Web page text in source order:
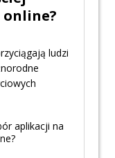
ludzi
aplikacji na